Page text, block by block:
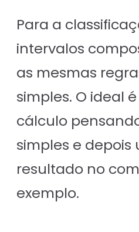
Para a
intervalos
as mesmas
simples. O ideal
cálculo
simples e depois
resultado no
exemplo.